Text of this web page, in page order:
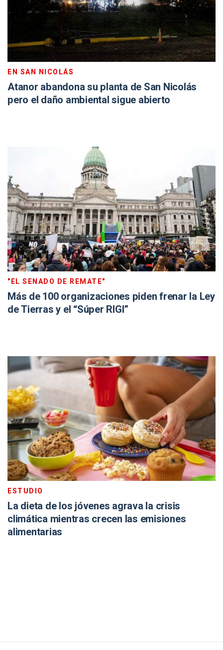
EN SAN NICOLÁS
Atanor abandona su planta de San Nicolás
pero el daño ambiental sigue abierto
"EL SENADO DE REMATE"
Más de 100 organizaciones piden frenar la Ley
de Tierras y el “Súper RIGI”
ESTUDIO
La dieta de los jóvenes agrava la crisis
climática mientras crecen las emisiones
alimentarias